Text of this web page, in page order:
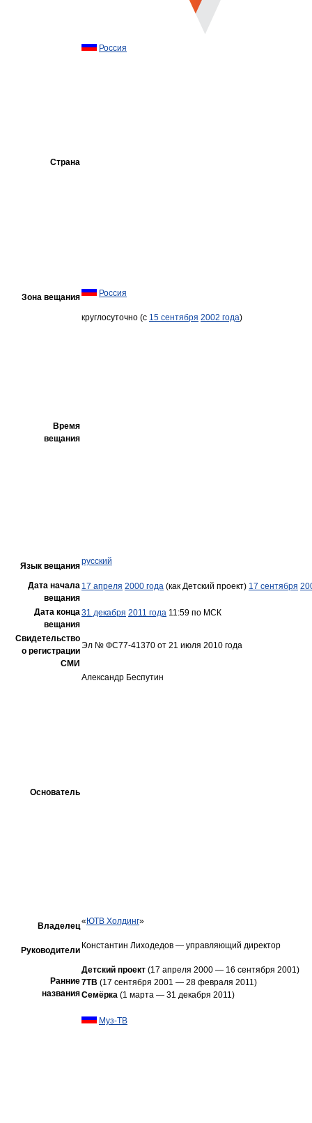
Страна
Россия
Зона вещания Россия
Время
вещания
круглосуточно (с 15 сентября 2002 года)
Язык вещаниярусский
Дата начала
вещания
17 апреля 2000 года (как Детский проект) 17 сентября
Дата конца
вещания
31 декабря 2011 года 11:59 по МСК
Свидетельство
о регистрации
СМИ
Эл № ФС77-41370 от 21 июля 2010 года
Основатель
Александр Беспутин
Владелец« ЮТВ Холдинг»
Руководители Константин Лиходедов — управляющий директор
Ранние
названия
Детский проект (17 апреля 2000 — 16 сентября 2001)
7ТВ (17 сентября 2001 — 28 февраля 2011)
Семёрка (1 марта — 31 декабря 2011)
Муз-ТВ